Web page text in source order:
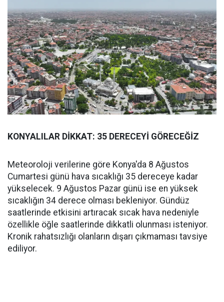
KONYALILAR DİKKAT: 35 DERECEYİ GÖRECEĞİZ
Meteoroloji verilerine göre Konya'da 8 Ağustos
Cumartesi günü hava sıcaklığı 35 dereceye kadar
yükselecek. 9 Ağustos Pazar günü ise en yüksek
sıcaklığın 34 derece olması bekleniyor. Gündüz
saatlerinde etkisini artıracak sıcak hava nedeniyle
özellikle öğle saatlerinde dikkatli olunması isteniyor.
Kronik rahatsızlığı olanların dışarı çıkmaması tavsiye
ediliyor.